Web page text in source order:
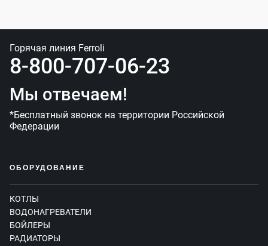
Горячая линия Ferroli
8-800-707-06-23
Мы отвечаем!
*Бесплатный звонок на территории Российской
Федерации
ОБОРУДОВАНИЕ
КОТЛЫ
ВОДОНАГРЕВАТЕЛИ
БОЙЛЕРЫ
РАДИАТОРЫ